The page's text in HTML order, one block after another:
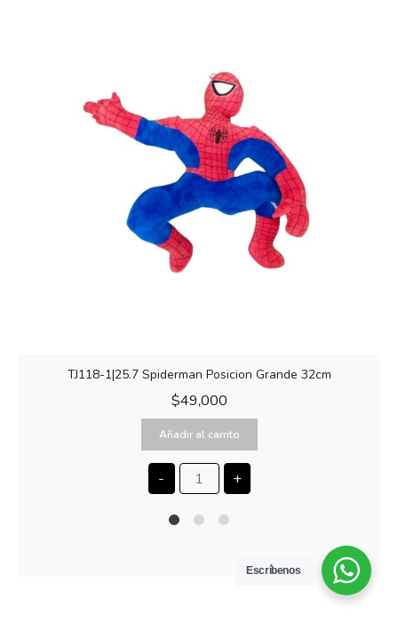
TJ118-1|25.7 Spiderman Posicion Grande 32cm
$49,000
Añadir al carrito
- +
Escríbenos